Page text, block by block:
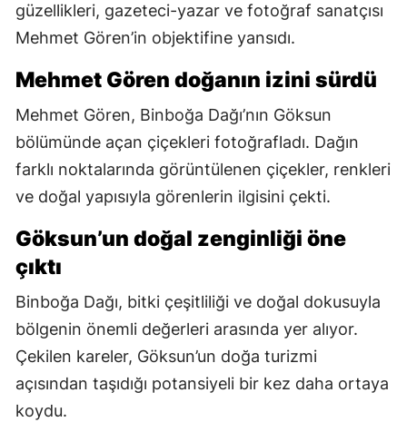
güzellikleri, gazeteci-yazar ve fotoğraf sanatçısı
Mehmet Gören’in objektifine yansıdı.
Mehmet Gören doğanın izini sürdü
Mehmet Gören, Binboğa Dağı’nın Göksun
bölümünde açan çiçekleri fotoğrafladı. Dağın
farklı noktalarında görüntülenen çiçekler, renkleri
ve doğal yapısıyla görenlerin ilgisini çekti.
Göksun’un doğal zenginliği öne
çıktı
Binboğa Dağı, bitki çeşitliliği ve doğal dokusuyla
bölgenin önemli değerleri arasında yer alıyor.
Çekilen kareler, Göksun’un doğa turizmi
açısından taşıdığı potansiyeli bir kez daha ortaya
koydu.